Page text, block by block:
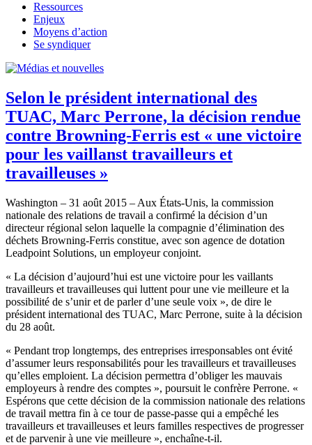
Ressources
Enjeux
Moyens d’action
Se syndiquer
Selon le président international des
TUAC, Marc Perrone, la décision rendue
contre Browning-Ferris est « une victoire
pour les vaillanst travailleurs et
travailleuses »
Washington – 31 août 2015 – Aux États-Unis, la commission
nationale des relations de travail a confirmé la décision d’un
directeur régional selon laquelle la compagnie d’élimination des
déchets Browning-Ferris constitue, avec son agence de dotation
Leadpoint Solutions, un employeur conjoint.
« La décision d’aujourd’hui est une victoire pour les vaillants
travailleurs et travailleuses qui luttent pour une vie meilleure et la
possibilité de s’unir et de parler d’une seule voix », de dire le
président international des TUAC, Marc Perrone, suite à la décision
du 28 août.
« Pendant trop longtemps, des entreprises irresponsables ont évité
d’assumer leurs responsabilités pour les travailleurs et travailleuses
qu’elles emploient. La décision permettra d’obliger les mauvais
employeurs à rendre des comptes », poursuit le confrère Perrone. «
Espérons que cette décision de la commission nationale des relations
de travail mettra fin à ce tour de passe-passe qui a empêché les
travailleurs et travailleuses et leurs familles respectives de progresser
et de parvenir à une vie meilleure », enchaîne-t-il.